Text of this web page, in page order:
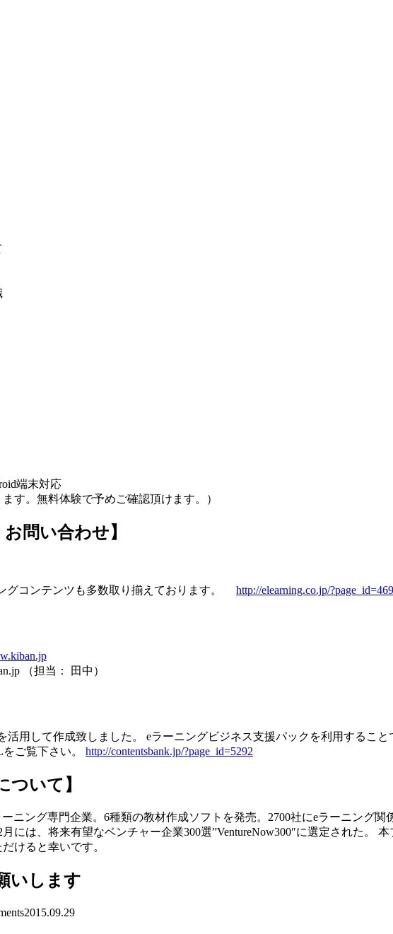
端末対応
す。無料体験で予めご確認頂けます。）
問い合わせ】
グコンテンツも多数取り揃えております。 http://elearning.co.jp/
（担当： 田中）
活用して作成致しました。 eラーニングビジネス支援パックを利用するこ
ご覧下さい。 http://contentsbank.jp/?page_id=5292
ついて】
ニング専門企業。6種類の教材作成ソフトを発売。2700社にeラーニング
には、将来有望なベンチャー企業300選”VentureNow300″に選定された。
けると幸いです。
いします
2015.09.29